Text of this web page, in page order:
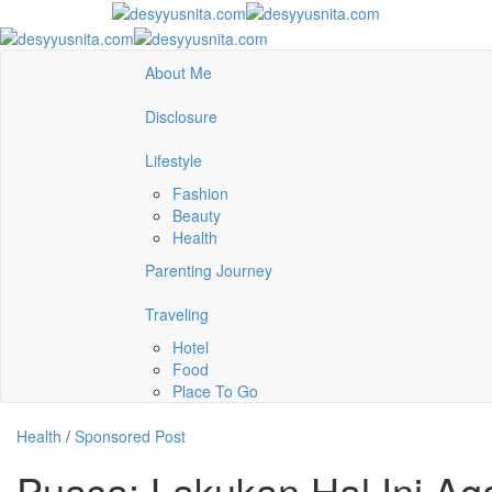
About Me
Disclosure
Lifestyle
Fashion
Beauty
Health
Parenting Journey
Traveling
Hotel
Food
Place To Go
Health / Sponsored Post